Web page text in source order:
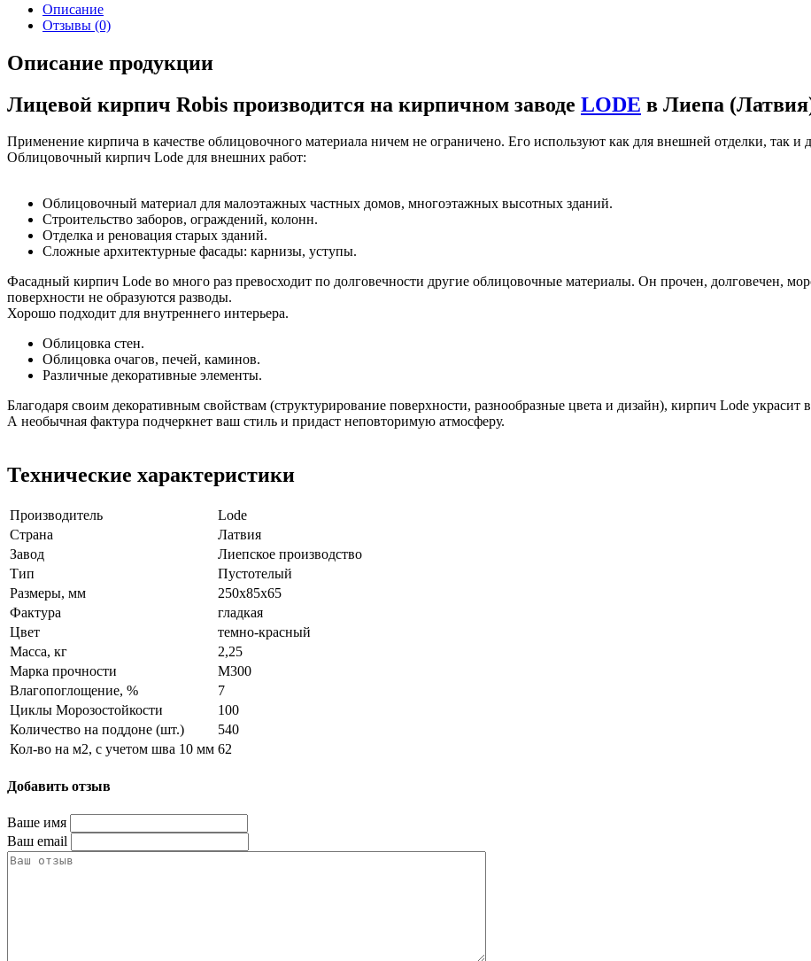
Описание
Отзывы (0)
Описание продукции
Лицевой кирпич Robis производится на кирпичном заводе LODE в Лиепа
Применение кирпича в качестве облицовочного материала ничем не ограничено. Его используют как для внешней отделки, так и
Облицовочный кирпич Lode для внешних работ:
Облицовочный материал для малоэтажных частных домов, многоэтажных высотных зданий.
Строительство заборов, ограждений, колонн.
Отделка и реновация старых зданий.
Сложные архитектурные фасады: карнизы, уступы.
Фасадный кирпич Lode во много раз превосходит по долговечности другие облицовочные материалы. Он прочен, долговечен,
поверхности не образуются разводы.
Хорошо подходит для внутреннего интерьера.
Облицовка стен.
Облицовка очагов, печей, каминов.
Различные декоративные элементы.
Благодаря своим декоративным свойствам (структурирование поверхности, разнообразные цвета и дизайн), кирпич Lode
А необычная фактура подчеркнет ваш стиль и придаст неповторимую атмосферу.
Технические характеристики
Производитель
Lode
Страна
Латвия
Завод
Лиепское производство
Тип
Пустотелый
Размеры, мм
250x85x65
Фактура
гладкая
Цвет
темно-красный
Масса, кг
2,25
Марка прочности
M300
Влагопоглощение, %
7
Циклы Морозостойкости
100
Количество на поддоне (шт.)
540
Кол-во на м2, с учетом шва 10 мм 62
Добавить отзыв
Ваше имя
Ваш email